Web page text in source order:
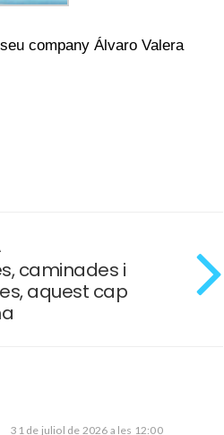
company Álvaro Valera
caminades i
aquest cap
31 de juliol de 2026 a les 12:00